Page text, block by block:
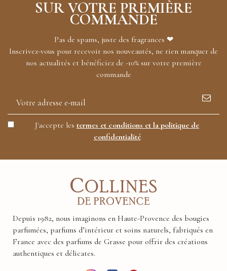
SUR VOTRE PREMIÈRE
COMMANDE
Pas de spams, juste des fragrances ❤
Inscrivez-vous pour recevoir nos nouveautés, ne rien manquer de
nos actualités et bénéficiez de -10% sur votre première
commande
J'accepte lestermes et conditions et la politique de
confidentialité
Depuis 1982, nous imaginons en Haute-Provence des bougies
parfumées, parfums d’intérieur et soins naturels, fabriqués en
France avec des parfums de Grasse pour offrir des créations
authentiques et délicates.